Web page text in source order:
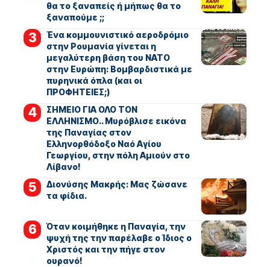
θα το ξαναπείς ή μήπως θα το
ξαναπούμε ;;
Ένα κομμουνιστικό αεροδρόμιο
στην Ρουμανία γίνεται η
μεγαλύτερη βάση του ΝΑΤΟ
στην Ευρώπη: Βομβαρδιστικά με
πυρηνικά όπλα (και οι
ΠΡΟΦΗΤΕΙΕΣ;)
ΣΗΜΕΙΟ ΓΙΑ ΟΛΟ ΤΟΝ
ΕΛΛΗΝΙΣΜΟ.. Μυρόβλισε εικόνα
της Παναγίας στον
Ελληνορθόδοξο Ναό Αγίου
Γεωργίου, στην πόλη Αμιούν στο
Λίβανο!
Διονύσης Μακρής: Μας ζώσανε
τα φίδια.
Όταν κοιμήθηκε η Παναγία, την
ψυχή της την παρέλαβε ο Ίδιος ο
Χριστός και την πήγε στον
ουρανό!